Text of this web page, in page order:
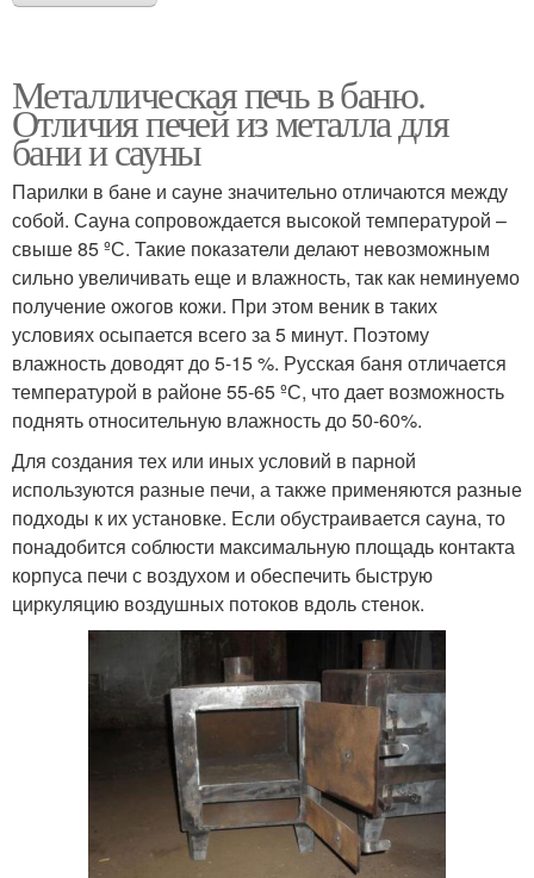
Металлическая печь в баню.
Отличия печей из металла для
бани и сауны
Парилки в бане и сауне значительно отличаются между
собой. Сауна сопровождается высокой температурой –
свыше 85 ºС. Такие показатели делают невозможным
сильно увеличивать еще и влажность, так как неминуемо
получение ожогов кожи. При этом веник в таких
условиях осыпается всего за 5 минут. Поэтому
влажность доводят до 5-15 %. Русская баня отличается
температурой в районе 55-65 ºС, что дает возможность
поднять относительную влажность до 50-60%.
Для создания тех или иных условий в парной
используются разные печи, а также применяются разные
подходы к их установке. Если обустраивается сауна, то
понадобится соблюсти максимальную площадь контакта
корпуса печи с воздухом и обеспечить быструю
циркуляцию воздушных потоков вдоль стенок.